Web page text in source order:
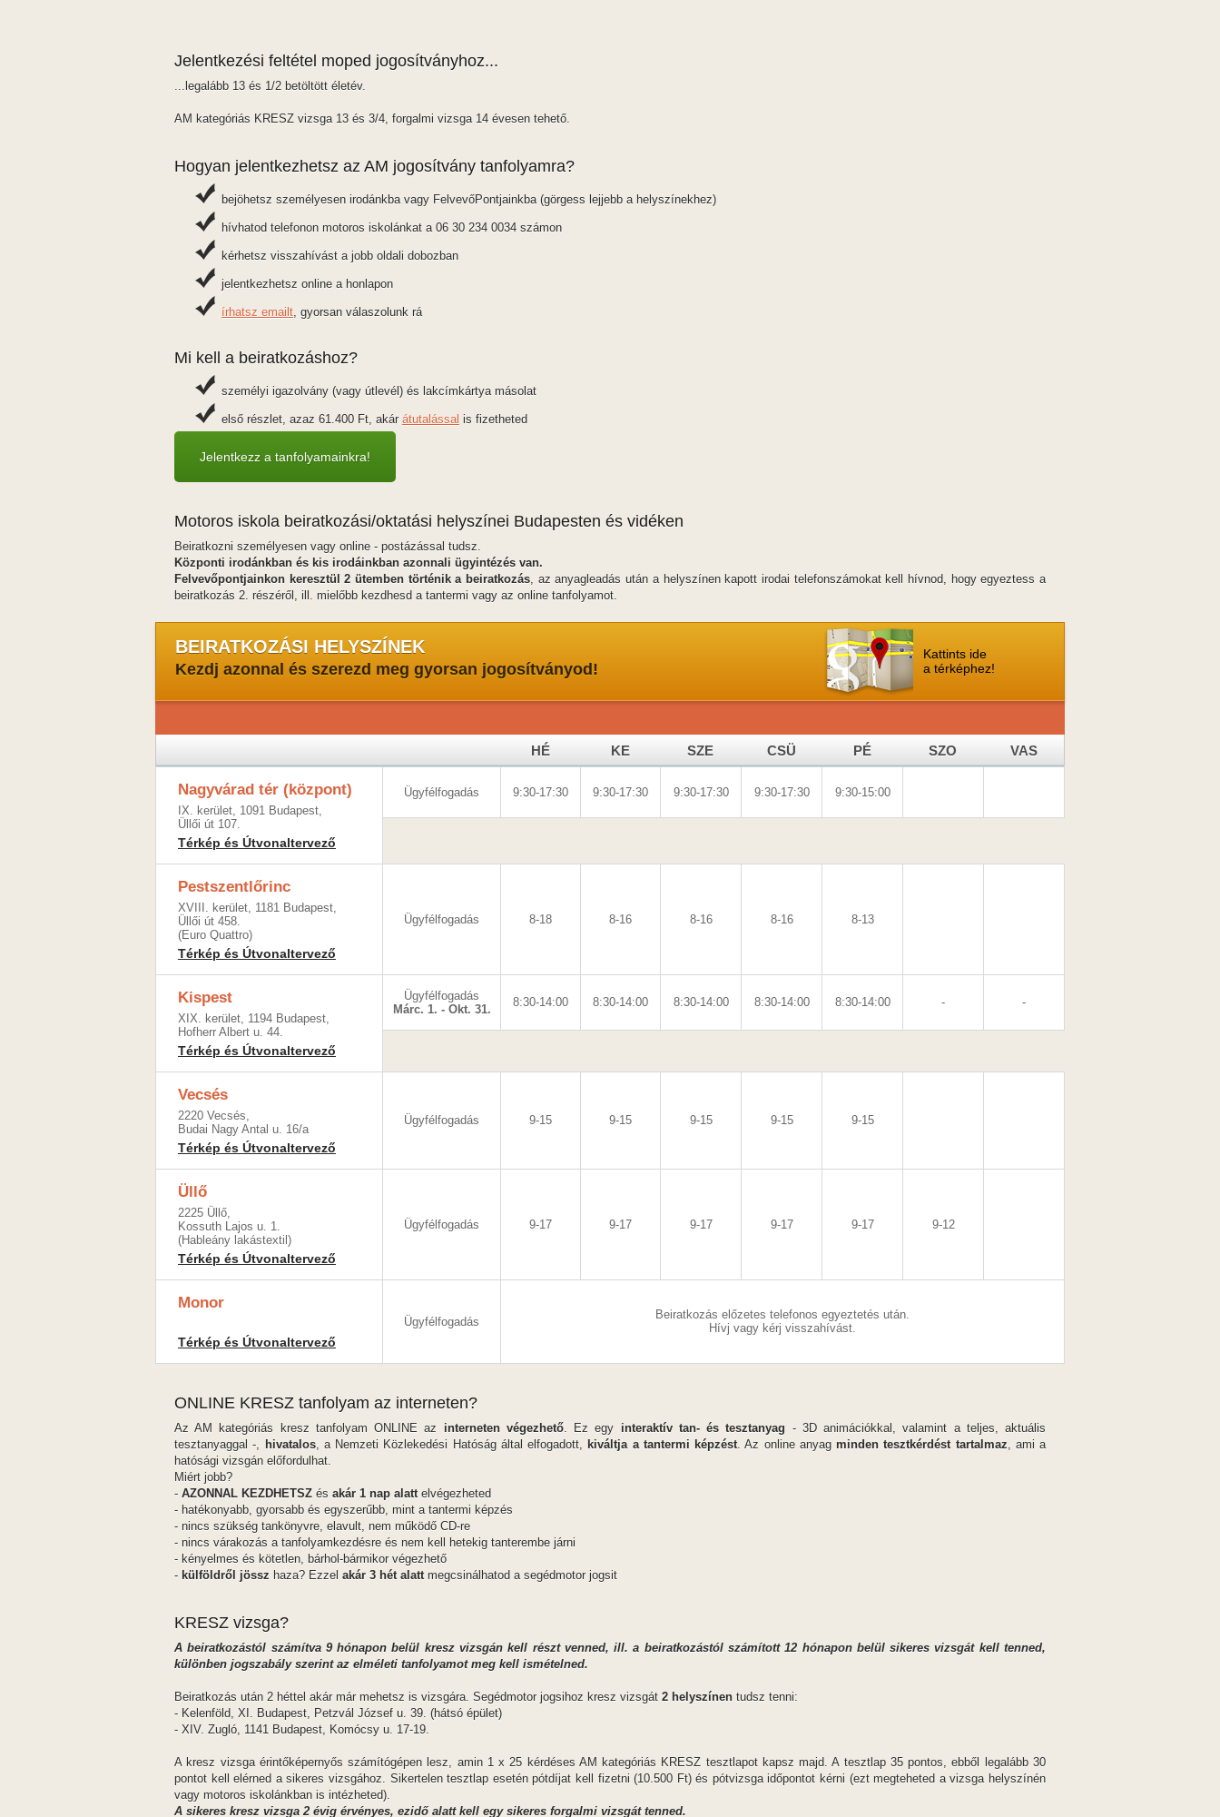
Jelentkezési feltétel moped jogosítványhoz...
...legalább 13 és 1/2 betöltött életév.
AM kategóriás KRESZ vizsga 13 és 3/4, forgalmi vizsga 14 évesen tehető.
Hogyan jelentkezhetsz az AM jogosítvány tanfolyamra?
bejöhetsz személyesen irodánkba vagy FelvevőPontjainkba (görgess lejjebb a helyszínekhez)
hívhatod telefonon motoros iskolánkat a 06 30 234 0034 számon
kérhetsz visszahívást a jobb oldali dobozban
jelentkezhetsz online a honlapon
írhatsz emailt, gyorsan válaszolunk rá
Mi kell a beiratkozáshoz?
személyi igazolvány (vagy útlevél) és lakcímkártya másolat
első részlet, azaz 61.400 Ft, akár átutalással is fizetheted
Jelentkezz a tanfolyamainkra!
Motoros iskola beiratkozási/oktatási helyszínei Budapesten és vidéken
Beiratkozni személyesen vagy online - postázással tudsz.
Központi irodánkban és kis irodáinkban azonnali ügyintézés van.
Felvevőpontjainkon keresztül 2 ütemben történik a beiratkozás, az anyagleadás után a helyszínen kapott irodai telefonszámokat kell hívnod, hogy egyeztess a
beiratkozás 2. részéről, ill. mielőbb kezdhesd a tantermi vagy az online tanfolyamot.
BEIRATKOZÁSI HELYSZÍNEK
Kezdj azonnal és szerezd meg gyorsan jogosítványod!
Kattints ide
a térképhez!
HÉ KE SZE CSÜ PÉ SZO VAS
Nagyvárad tér (központ)
IX. kerület, 1091 Budapest,
Üllői út 107.
Térkép és Útvonaltervező
Ügyfélfogadás 9:30-17:30 9:30-17:30 9:30-17:30 9:30-17:30 9:30-15:00
Pestszentlőrinc
XVIII. kerület, 1181 Budapest,
Üllői út 458.
(Euro Quattro)
Térkép és Útvonaltervező
Ügyfélfogadás 8-18 8-16 8-16 8-16 8-13
Kispest
XIX. kerület, 1194 Budapest,
Hofherr Albert u. 44.
Térkép és Útvonaltervező
Ügyfélfogadás
Márc. 1. - Okt. 31.
8:30-14:00 8:30-14:00 8:30-14:00 8:30-14:00 8:30-14:00 - -
Vecsés
2220 Vecsés,
Budai Nagy Antal u. 16/a
Térkép és Útvonaltervező
Ügyfélfogadás 9-15 9-15 9-15 9-15 9-15
Üllő
2225 Üllő,
Kossuth Lajos u. 1.
(Hableány lakástextil)
Térkép és Útvonaltervező
Ügyfélfogadás 9-17 9-17 9-17 9-17 9-17 9-12
Monor
Térkép és Útvonaltervező
Ügyfélfogadás
Beiratkozás előzetes telefonos egyeztetés után.
Hívj vagy kérj visszahívást.
ONLINE KRESZ tanfolyam az interneten?
Az AM kategóriás kresz tanfolyam ONLINE az interneten végezhető. Ez egy interaktív tan- és tesztanyag - 3D animációkkal, valamint a teljes, aktuális
tesztanyaggal -, hivatalos, a Nemzeti Közlekedési Hatóság által elfogadott, kiváltja a tantermi képzést. Az online anyag minden tesztkérdést tartalmaz, ami a
hatósági vizsgán előfordulhat.
Miért jobb?
- AZONNAL KEZDHETSZ és akár 1 nap alattelvégezheted
- hatékonyabb, gyorsabb és egyszerűbb, mint a tantermi képzés
- nincs szükség tankönyvre, elavult, nem működő CD-re
- nincs várakozás a tanfolyamkezdésre és nem kell hetekig tanterembe járni
- kényelmes és kötetlen, bárhol-bármikor végezhető
- külföldről jössz haza? Ezzel akár 3 hét alattmegcsinálhatod a segédmotor jogsit
KRESZ vizsga?
A beiratkozástól számítva 9 hónapon belül kresz vizsgán kell részt venned, ill. a beiratkozástól számított 12 hónapon belül sikeres vizsgát kell tenned,
különben jogszabály szerint az elméleti tanfolyamot meg kell ismételned.
Beiratkozás után 2 héttel akár már mehetsz is vizsgára. Segédmotor jogsihoz kresz vizsgát 2 helyszínen tudsz tenni:
- Kelenföld, XI. Budapest, Petzvál József u. 39. (hátsó épület)
- XIV. Zugló, 1141 Budapest, Komócsy u. 17-19.
A kresz vizsga érintőképernyős számítógépen lesz, amin 1 x 25 kérdéses AM kategóriás KRESZ tesztlapot kapsz majd. A tesztlap 35 pontos, ebből legalább 30
pontot kell elérned a sikeres vizsgához. Sikertelen tesztlap esetén pótdíjat kell fizetni (10.500 Ft) és pótvizsga időpontot kérni (ezt megteheted a vizsga helyszínén
vagy motoros iskolánkban is intézheted).
A sikeres kresz vizsga 2 évig érvényes, ezidő alatt kell egy sikeres forgalmi vizsgát tenned.